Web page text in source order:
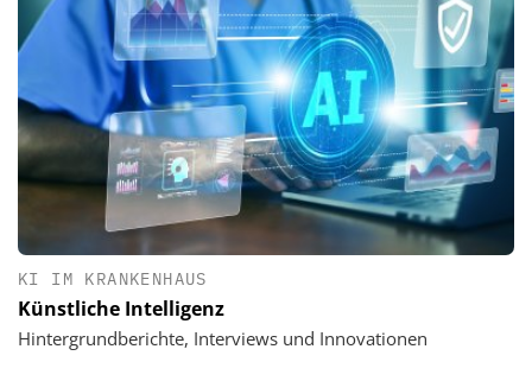
KI IM KRANKENHAUS
Künstliche Intelligenz
Hintergrundberichte, Interviews und Innovationen